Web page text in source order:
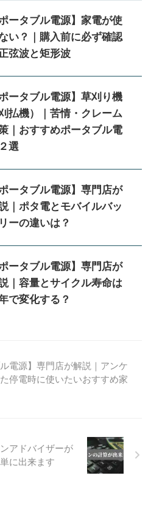
ポータブル電源】家電が使
い？｜購入前に必ず確認
正弦波と矩形波
ポータブル電源】草刈り機
刈払機）｜苦情・クレーム
｜おすすめポータブル電
選
ポータブル電源】専門店が
｜ポタ電とモバイルバッ
ーの違いは？
ポータブル電源】専門店が
｜容量とサイクル寿命は
で変化する？
ル電源】専門店が解説｜アンケ
停電時に使いたいおすすめ家
アドバイザーが
に出来ます